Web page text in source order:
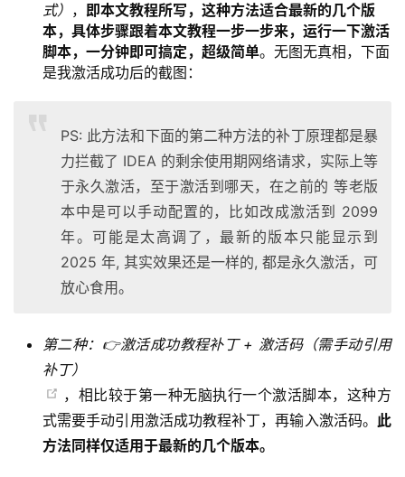
式） ， 即本文教程所写，这种方法适合最新的几个版
本，具体步骤跟着本文教程一步一步来，运行一下激活
脚本，一分钟即可搞定，超级简单。无图无真相，下面
是我激活成功后的截图：
PS: 此方法和下面的第二种方法的补丁原理都是暴
力拦截了 IDEA 的剩余使用期网络请求，实际上等
于永久激活，至于激活到哪天，在之前的 等老版
本中是可以手动配置的，比如改成激活到 2099
年。可能是太高调了，最新的版本只能显示到
2025 年, 其实效果还是一样的, 都是永久激活，可
放心食用。
第二种：👉激活成功教程补丁 + 激活码（需手动引用
补丁）
，相比较于第一种无脑执行一个激活脚本，这种方
式需要手动引用激活成功教程补丁，再输入激活码。 此
方法同样仅适用于最新的几个版本。